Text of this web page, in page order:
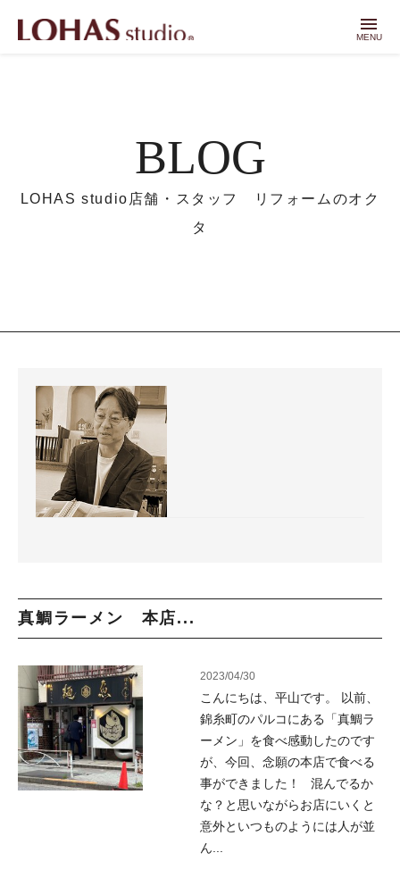
menu
MENU
BLOG
LOHAS studio店舗・スタッフ リフォームのオク
タ
真鯛ラーメン 本店...
2023/04/30
こんにちは、平山です。 以前、
錦糸町のパルコにある「真鯛ラ
ーメン」を食べ感動したのです
が、今回、念願の本店で食べる
事ができました！ 混んでるか
な？と思いながらお店にいくと
意外といつものようには人が並
ん...